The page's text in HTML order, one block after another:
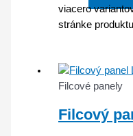
viacero
stránke
Filcové panely
Filcový